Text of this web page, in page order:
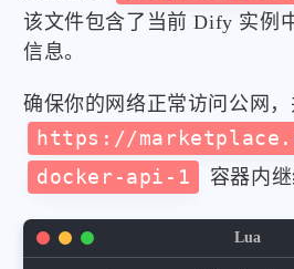
该文件包含了当前 Dify 实例
信息。
确保你的网络正常访问公网，
https://
docker-api-1
容器内
Lua